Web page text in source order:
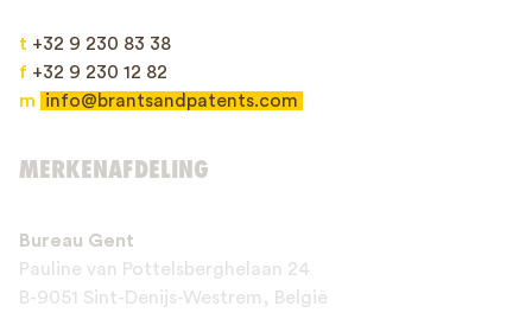
This site is protected by reCAPTCHA and the Google
t +32 9 230 83 38
f +32 9 230 12 82
m
info@brantsandpatents.com
MERKENAFDELING
Bureau Gent
Pauline van Pottelsberghelaan 24
B-9051 Sint-Denijs-Westrem, België